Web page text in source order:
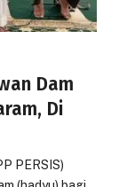
Dam
Di
PERSIS)